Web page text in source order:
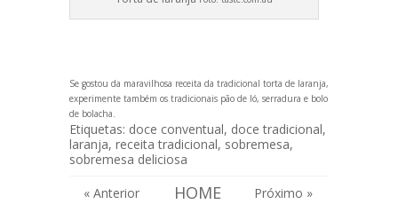
Se gostou da maravilhosa receita da tradicional torta de laranja,
experimente também os tradicionais pão de ló, serradura e bolo
de bolacha.
Etiquetas: doce conventual, doce tradicional,
laranja, receita tradicional, sobremesa,
sobremesa deliciosa
« Anterior
HOME Próximo »